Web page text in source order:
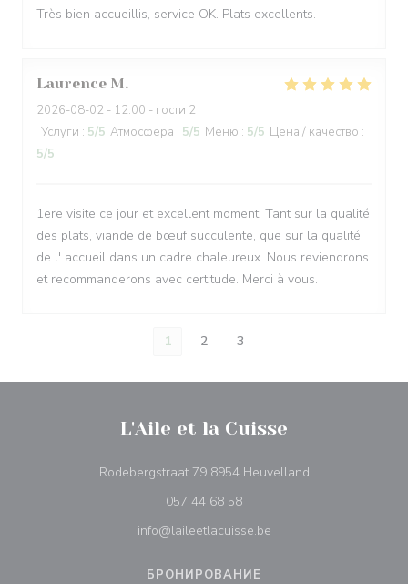
Très bien accueillis, service OK. Plats excellents.
Laurence M
2026-08-02 - 12:00 - гости 2
Услуги : 5/5 Атмосфера : 5/5 Меню : 5/5 Цена / качество :
5/5
1ere visite ce jour et excellent moment. Tant sur la qualité
des plats, viande de bœuf succulente, que sur la qualité
de l' accueil dans un cadre chaleureux. Nous reviendrons
et recommanderons avec certitude. Merci à vous.
1 2 3
L'Aile et la Cuisse
Rodebergstraat 79 8954 Heuvelland((открывается
057 44 68 58
info@laileetlacuisse.be
БРОНИРОВАНИЕ